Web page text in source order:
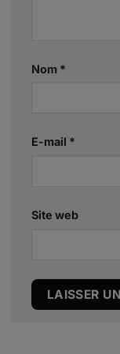
Nom *
E-mail *
Site web